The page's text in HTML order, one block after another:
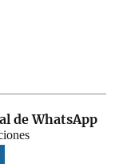
de WhatsApp